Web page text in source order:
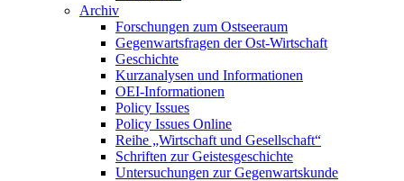
Archiv
Forschungen zum Ostseeraum
Gegenwartsfragen der Ost-Wirtschaft
Geschichte
Kurzanalysen und Informationen
OEI-Informationen
Policy Issues
Policy Issues Online
Reihe „Wirtschaft und Gesellschaft“
Schriften zur Geistesgeschichte
Untersuchungen zur Gegenwartskunde